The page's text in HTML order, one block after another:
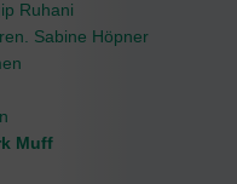
Ruhani
Sabine Höpner
Muff